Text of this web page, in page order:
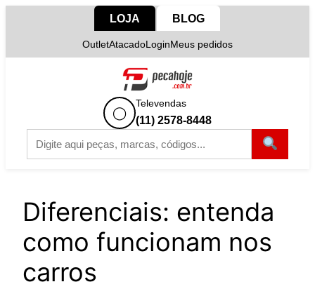
LOJA BLOG
OutletAtacadoLoginMeus pedidos
◯
Televendas
(11) 2578-8448
Diferenciais: entenda
como funcionam nos
carros